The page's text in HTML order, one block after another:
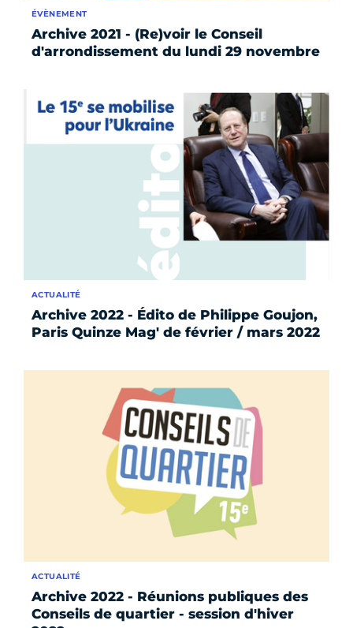
Archive 2021 - (Re)voir le Conseil
d'arrondissement du lundi 29 novembre
ÉVÈNEMENT
Archive 2022 - Édito de Philippe Goujon,
Paris Quinze Mag' de février / mars 2022
ACTUALITÉ
Archive 2022 - Réunions publiques des
Conseils de quartier - session d'hiver
ACTUALITÉ